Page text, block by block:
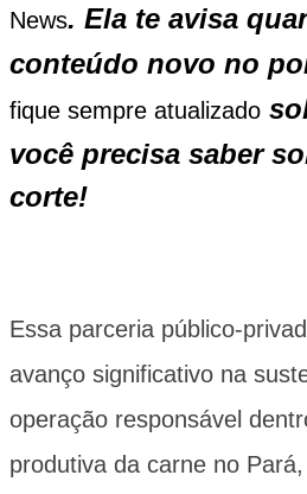
News. Ela te avisa
conteúdo novo no
fique sempre atualizado
você precisa saber
corte!
Essa parceria público-
avanço significativo na
operação responsável
produtiva da carne no Pará